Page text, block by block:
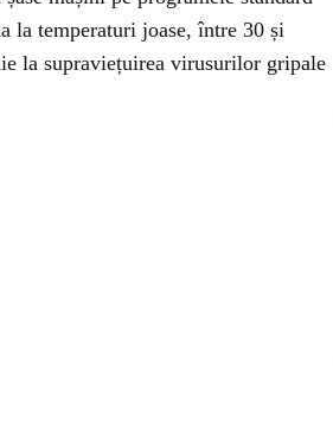
la temperaturi joase, între 30 și
la supraviețuirea virusurilor gripale